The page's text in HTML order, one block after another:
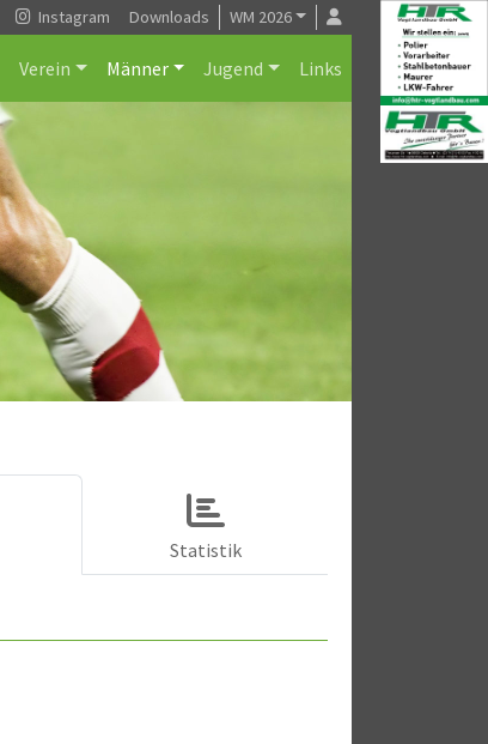
Instagram Downloads WM 2026
Verein Männer Jugend Links
Statistik